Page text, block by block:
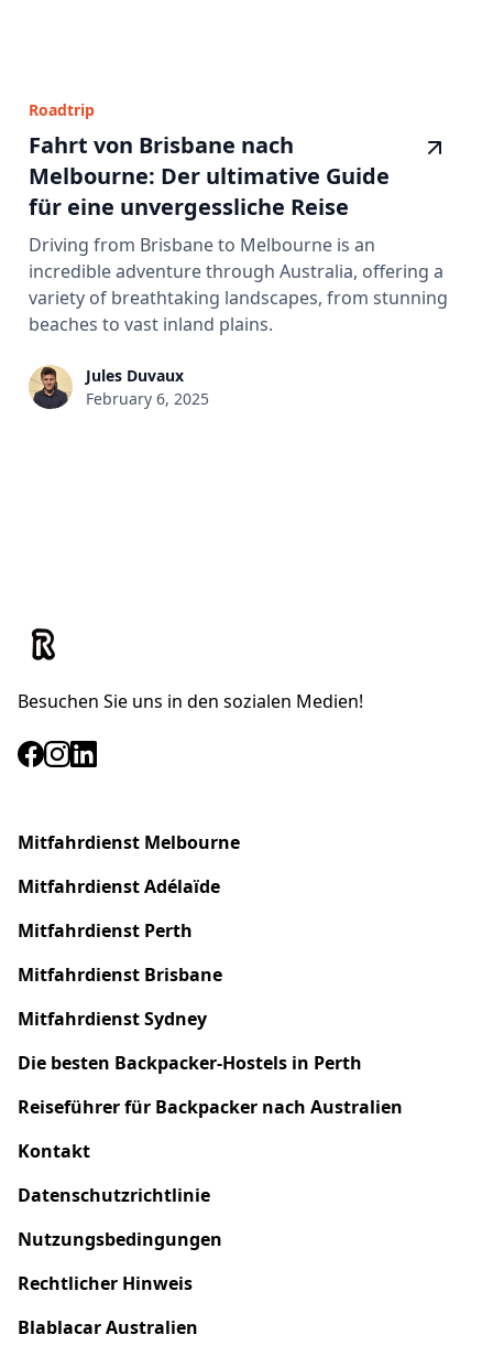
Roadtrip
Fahrt von Brisbane nach
Melbourne: Der ultimative Guide
für eine unvergessliche Reise
Driving from Brisbane to Melbourne is an
incredible adventure through Australia, offering a
variety of breathtaking landscapes, from stunning
beaches to vast inland plains.
Jules Duvaux
February 6, 2025
Besuchen Sie uns in den sozialen Medien!
Mitfahrdienst Melbourne
MitfahrdienstAdélaïde
Mitfahrdienst Perth
Mitfahrdienst Brisbane
Mitfahrdienst Sydney
Die besten Backpacker-Hostels in Perth
Reiseführer für Backpacker nach Australien
Kontakt
Datenschutzrichtlinie
Nutzungsbedingungen
Rechtlicher Hinweis
Blablacar Australien